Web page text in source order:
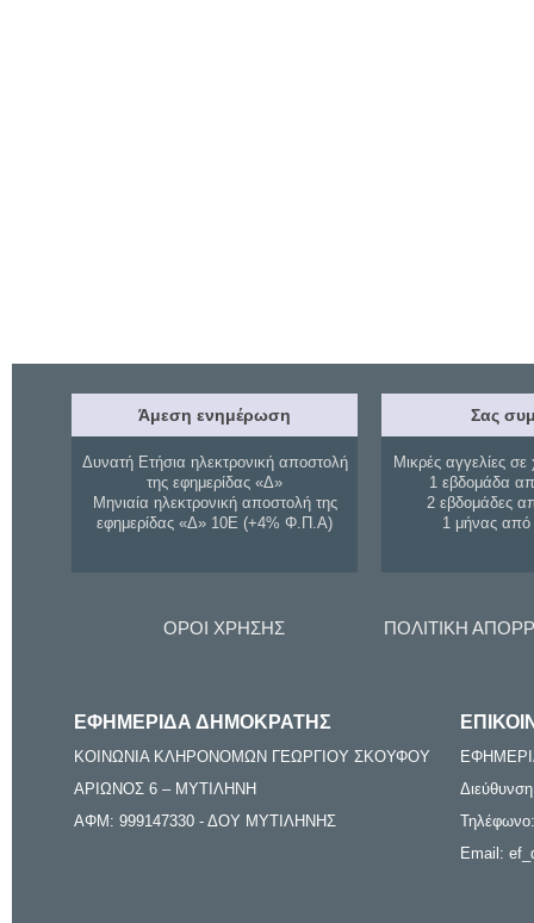
Άμεση ενημέρωση
Δυνατή Ετήσια ηλεκτρονική αποστολή
της εφημερίδας «Δ»
Μηνιαία ηλεκτρονική αποστολή της
εφημερίδας «Δ» 10Ε (+4% Φ.Π.Α)
Σας
Μικρές αγγελίες σε
1 εβδομάδα
2 εβδομάδες
1 μήνας
ΟΡΟΙ ΧΡΗΣΗΣ ΠΟΛΙΤΙΚΗ
ΕΦΗΜΕΡΙΔΑ ΔΗΜΟΚΡΑΤΗΣ
ΚΟΙΝΩΝΙΑ ΚΛΗΡΟΝΟΜΩΝ ΓΕΩΡΓΙΟΥ ΣΚΟΥΦΟΥ
ΑΡΙΩΝΟΣ 6 – ΜΥΤΙΛΗΝΗ
ΑΦΜ: 999147330 - ΔΟΥ ΜΥΤΙΛΗΝΗΣ
Email: